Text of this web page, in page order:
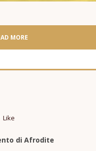
MORE
Like
di Afrodite